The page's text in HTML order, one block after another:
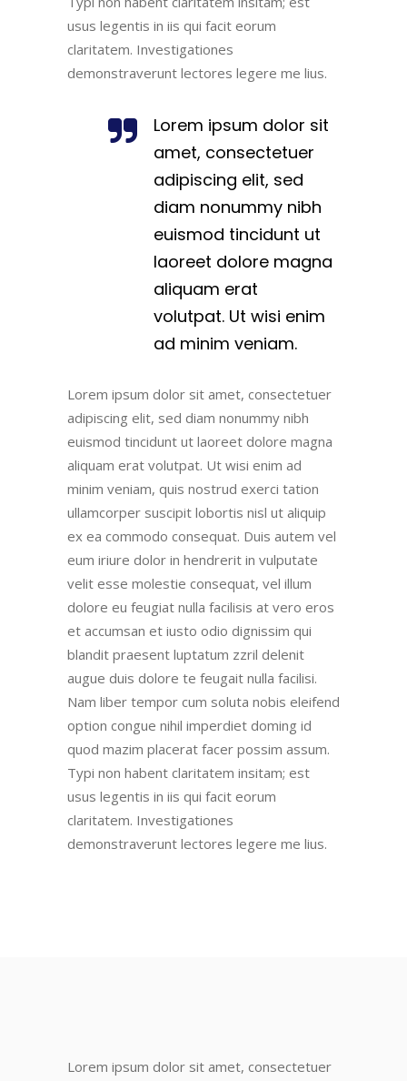
usus legentis in iis qui facit eorum
claritatem. Investigationes
demonstraverunt lectores legere me lius.
Lorem ipsum dolor sit
amet, consectetuer
adipiscing elit, sed
diam nonummy nibh
euismod tincidunt ut
laoreet dolore magna
aliquam erat
volutpat. Ut wisi enim
ad minim veniam.
Lorem ipsum dolor sit amet, consectetuer
adipiscing elit, sed diam nonummy nibh
euismod tincidunt ut laoreet dolore magna
aliquam erat volutpat. Ut wisi enim ad
minim veniam, quis nostrud exerci tation
ullamcorper suscipit lobortis nisl ut aliquip
ex ea commodo consequat. Duis autem vel
eum iriure dolor in hendrerit in vulputate
velit esse molestie consequat, vel illum
dolore eu feugiat nulla facilisis at vero eros
et accumsan et iusto odio dignissim qui
blandit praesent luptatum zzril delenit
augue duis dolore te feugait nulla facilisi.
Nam liber tempor cum soluta nobis eleifend
option congue nihil imperdiet doming id
quod mazim placerat facer possim assum.
Typi non habent claritatem insitam; est
usus legentis in iis qui facit eorum
claritatem. Investigationes
demonstraverunt lectores legere me lius.
Lorem ipsum dolor sit amet, consectetuer